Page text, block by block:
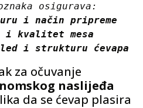
osigurava:
i način pripreme
i kvalitet mesa
i strukturu ćevapa
za očuvanje
naslijeđa
da se ćevap plasira